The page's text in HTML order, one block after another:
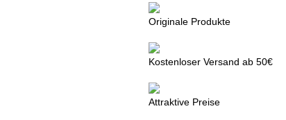
Originale Produkte
Kostenloser Versand ab 50€
Attraktive Preise